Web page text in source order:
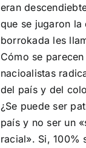
eran
que se jugaron
borrokada les
Cómo se
nacioalistas
del país y del
¿Se puede ser
país y no ser un
racial». Si, 100%